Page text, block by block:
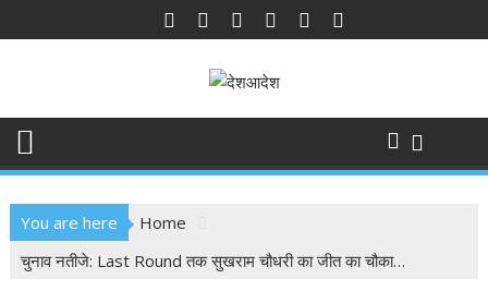
to
You are here
Home
चुनाव नतीजे: Last Round तक सुखराम चौधरी का जीत का चौका…